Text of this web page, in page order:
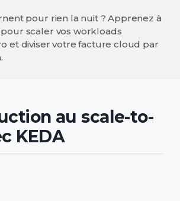
pour rien la nuit ? Apprenez à
scaler vos workloads
et diviser votre facture cloud par
au scale-to-
KEDA